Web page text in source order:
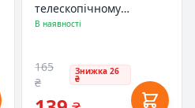
телескопічному
подовжувачі (XK-Magnet
В наявності
165
₴
Знижка 26
₴